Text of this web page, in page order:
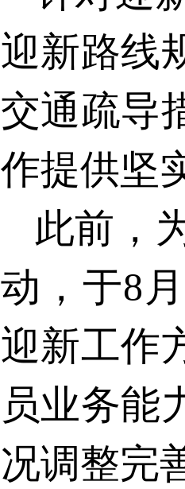
迎新路线
交通疏导
作提供坚
此前，
动，于8 月
迎新工作
员业务能
况调整完